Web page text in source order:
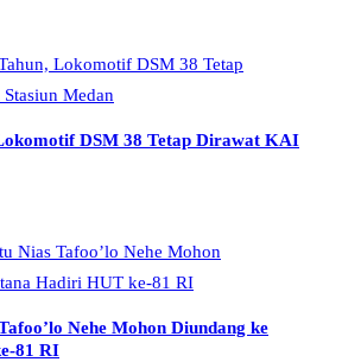
DSM 38 Tetap Dirawat KAI
Nehe Mohon Diundang ke
81 RI